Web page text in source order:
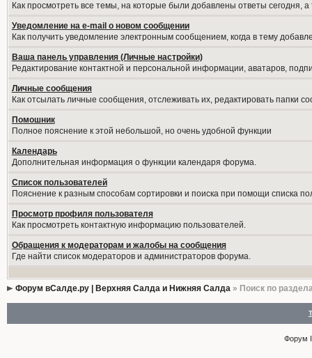
Как просмотреть все темы, на которые были добавлены ответы сегодня,
Уведомление на е-mail о новом сообщении
Как получить уведомление электронным сообщением, когда в тему
Ваша панель управления (Личные настройки)
Редактирование контактной и персональной информации, аватаров,
Личные сообщения
Как отсылать личные сообщения, отслеживать их, редактировать папки
Помошник
Полное пояснение к этой небольшой, но очень удобной функции
Календарь
Дополнительная информация о функции календаря форума.
Список пользователей
Пояснение к разным способам сортировки и поиска при помощи списка
Просмотр профиля пользователя
Как просмотреть контактную информацию пользователей.
Обращения к модераторам и жалобы на сообщения
Где найти список модераторов и администраторов форума.
Форум вСалде.ру | Верхняя Салда и Нижняя Салда» Поиск по
Форум